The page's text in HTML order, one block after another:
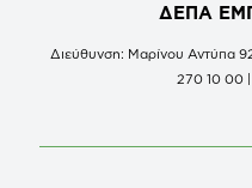
ΔΕΠΑ
Διεύθυνση: Μαρίνου Αντύπα
270 10 00 |